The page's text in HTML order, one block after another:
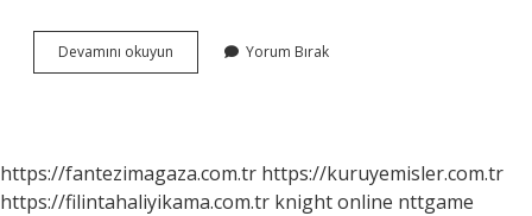
Devamını okuyun
Bağışı
Yorum Bırak
https://fantezimagaza.com.tr https://kuruyemisler.com.tr
https://filintahaliyikama.com.tr knight online nttgame